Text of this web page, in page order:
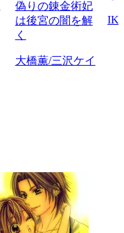
偽りの錬金術妃
は後宮の闇を解
く
大橋薫/三沢ケイ